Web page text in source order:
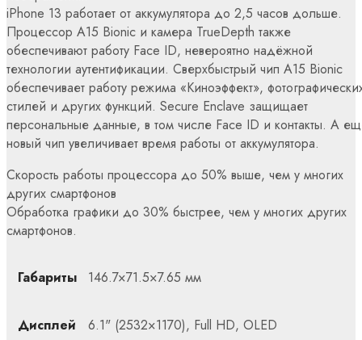
iPhone 13 работает от аккумулятора до 2,5 часов дольше.
Процессор A15 Bionic и камера TrueDepth также
обеспечивают работу Face ID, невероятно надёжной
технологии аутентификации. Сверхбыстрый чип A15 Bionic
обеспечивает работу режима «Киноэффект»,
стилей и других функций. Secure Enclave защищает
персональные данные, в том числе Face ID и контакты. А
новый чип увеличивает время работы от аккумулятора.
Скорость работы процессора до 50% выше, чем у многих
других смартфонов
Обработка графики до 30% быстрее, чем у многих других
смартфонов.
Габариты 146.7×71.5×7.65 мм
Дисплей 6.1" (2532×1170), Full HD, OLED